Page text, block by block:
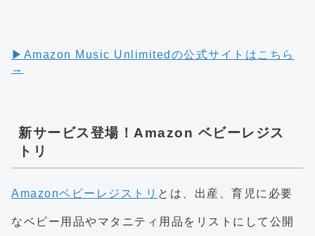
▶︎Amazon Music Unlimitedの公式サイトはこちら
→
新サービス登場！Amazon ベビーレジス
トリ
Amazonベビーレジストリ とは、出産、育児に必要
なベビー用品やマタニティ用品をリストにして公開